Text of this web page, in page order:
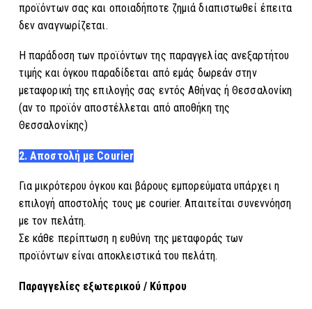
προϊόντων σας και οποιαδήποτε ζημιά διαπιστωθεί έπειτα
δεν αναγνωρίζεται.
Η παράδοση των προϊόντων της παραγγελίας ανεξαρτήτου
τιμής και όγκου παραδίδεται από εμάς δωρεάν στην
μεταφορική της επιλογής σας εντός Αθήνας ή Θεσσαλονίκη
(αν το προϊόν αποστέλλεται από αποθήκη της
Θεσσαλονίκης)
2. Αποστολή με Courier
Για μικρότερου όγκου και βάρους εμπορεύματα υπάρχει η
επιλογή αποστολής τους με courier. Απαιτείται συνεννόηση
με τον πελάτη.
Σε κάθε περίπτωση η ευθύνη της μεταφοράς των
προϊόντων είναι αποκλειστικά του πελάτη.
Παραγγελίεςεξωτερικού / Κύπρου